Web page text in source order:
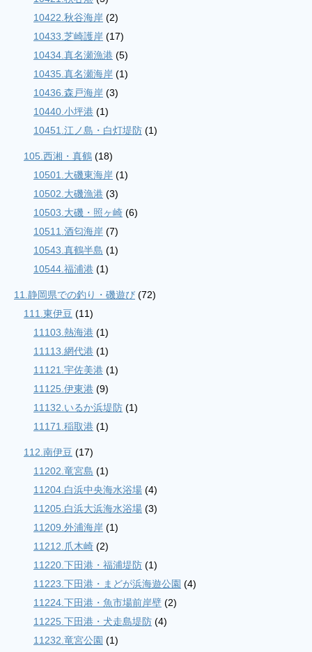
10422.秋谷海岸 (2)
10433.芝崎護岸 (17)
10434.真名瀬漁港 (5)
10435.真名瀬海岸 (1)
10436.森戸海岸 (3)
10440.小坪港 (1)
10451.江ノ島・白灯堤防 (1)
105.西湘・真鶴 (18)
10501.大磯東海岸 (1)
10502.大磯漁港 (3)
10503.大磯・照ヶ崎 (6)
10511.酒匂海岸 (7)
10543.真鶴半島 (1)
10544.福浦港 (1)
11.静岡県での釣り・磯遊び (72)
111.東伊豆 (11)
11103.熱海港 (1)
11113.網代港 (1)
11121.宇佐美港 (1)
11125.伊東港 (9)
11132.いるか浜堤防 (1)
11171.稲取港 (1)
112.南伊豆 (17)
11202.竜宮島 (1)
11204.白浜中央海水浴場 (4)
11205.白浜大浜海水浴場 (3)
11209.外浦海岸 (1)
11212.爪木崎 (2)
11220.下田港・福浦堤防 (1)
11223.下田港・まどが浜海遊公園 (4)
11224.下田港・魚市場前岸壁 (2)
11225.下田港・犬走島堤防 (4)
11232.竜宮公園 (1)